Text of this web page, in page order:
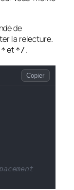
de
la relecture.
et */.
Copier